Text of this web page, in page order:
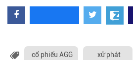
cổ phiếu AGG xử phát